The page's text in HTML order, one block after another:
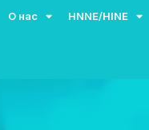
О нас HNNE/HINE